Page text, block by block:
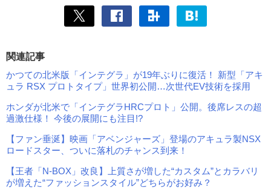
関連記事
かつての北米版「インテグラ」が19年ぶりに復活！ 新型「アキ
ュラ RSX プロトタイプ」世界初公開…次世代EV技術を採用
ホンダが北米で「インテグラHRCプロト」公開。後席レスの超
過激仕様！ 今後の展開にも注目!?
【ファン垂涎】映画「アベンジャーズ」登場のアキュラ製NSX
ロードスター、ついに落札のチャンス到来！
【王者「N-BOX」改良】上質さが増した“カスタム”とカラバリ
が増えた“ファッションスタイル”どちらがお好み？